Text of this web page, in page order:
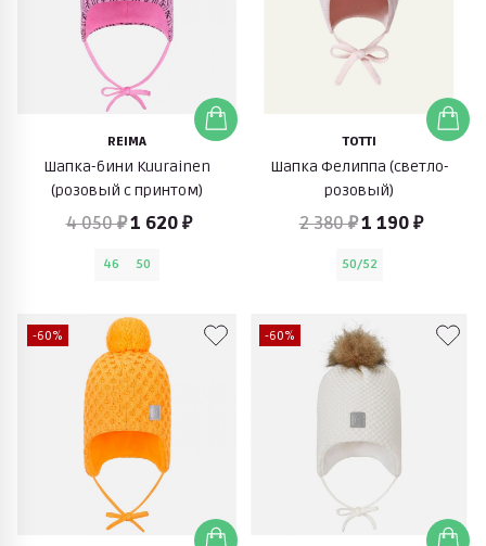
REIMA
Шапка-бини Kuurainen
(розовый с принтом)
4 050 ₽1 620 ₽
46 50
TOTTI
Шапка Фелиппа (светло-
розовый)
2 380 ₽1 190 ₽
50/52
-60% -60%